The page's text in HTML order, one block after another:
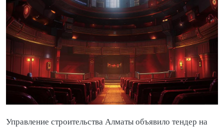
Управление строительства Алматы объявило тендер на